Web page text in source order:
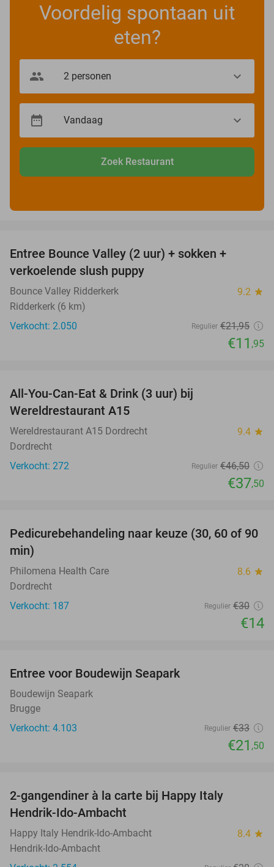
Voordelig spontaan uit
eten?
Zoek Restaurant
Entree Bounce Valley (2 uur) + sokken +
verkoelende slush puppy
Bounce Valley Ridderkerk 9.2 star
Ridderkerk (6 km)
Verkocht: 2.050
Regulier €21,95
€11 ,95
All-You-Can-Eat & Drink (3 uur) bij
Wereldrestaurant A15
Wereldrestaurant A15 Dordrecht 9.4 star
Dordrecht
Verkocht: 272
Regulier €46,50
€37,50
53%
Pedicurebehandeling naar keuze (30, 60 of 90
min)
Philomena Health Care 8.6 star
Dordrecht
Verkocht: 187
Regulier €30
€14
Entree voor Boudewijn Seapark
Boudewijn Seapark
Brugge
Verkocht: 4.103
Regulier €33
€21 ,50
2-gangendiner à la carte bij Happy Italy
Hendrik-Ido-Ambacht
Happy Italy Hendrik-Ido-Ambacht 8.4 star
Hendrik-Ido-Ambacht